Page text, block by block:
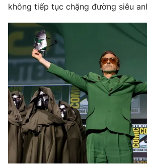
Theo dõi báo trên
Cơ quan chủ quản:
Đài Truyền hình Việt
Cơ quan báo chí:Thời báo VTV
Giấy phép hoạt động báo in và báo điện
cấp ngày 29/12/2023
Tổng Biên tập:Vũ Thanh Thủy
Phó Tổng Biên tập:
Nguyễn Thị Mỹ Hạnh,
Nguyễn Trọng Ninh
Tổng đài VTV:
024.38 355 931 - 024.38
không tiếp tục chặng đường siêu